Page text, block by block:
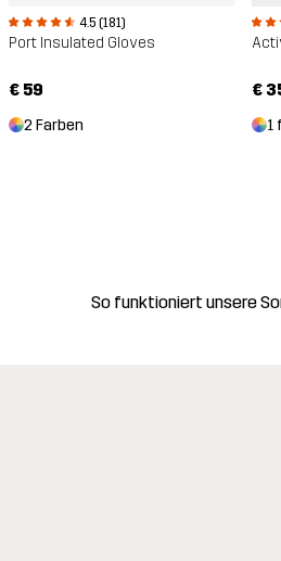
4.5 (181)
Port Insulated Gloves
€ 59
2 Farben
€
1
So funktioniert unsere